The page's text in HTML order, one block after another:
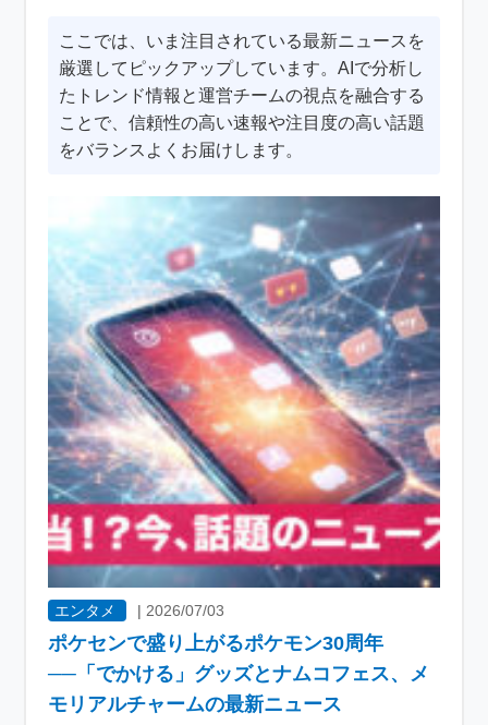
ここでは、いま注目されている最新ニュースを
厳選してピックアップしています。AIで分析し
たトレンド情報と運営チームの視点を融合する
ことで、信頼性の高い速報や注目度の高い話題
をバランスよくお届けします。
エンタメ |2026/07/03
ポケセンで盛り上がるポケモン30周年
──「でかける」グッズとナムコフェス、メ
モリアルチャームの最新ニュース